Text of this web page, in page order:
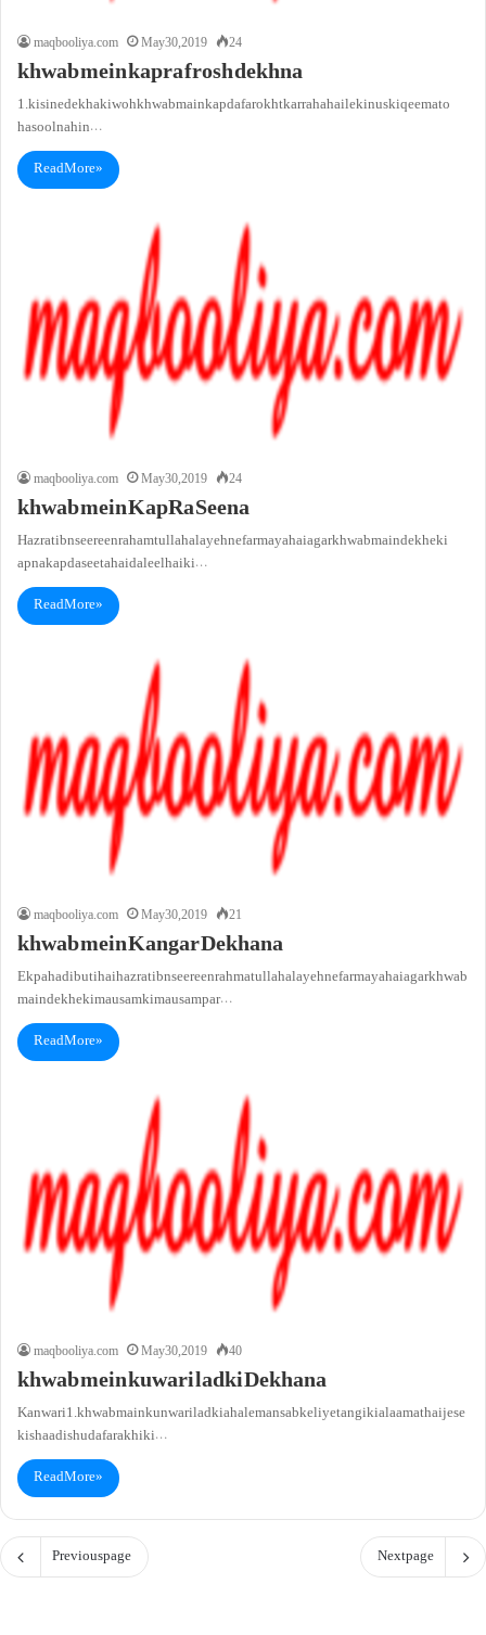
maqbooliya.com May 30, 2019 24
khwab mein kapra frosh dekhna
1. kisi ne dekha ki woh khwab main kapda farokht kar raha hai lekin us ki qeemat o
hasool nahin…
Read More »
maqbooliya.com May 30, 2019 24
khwab mein KapRa Seena
Hazrat ibn seereen rahamtullah alayeh ne farmaya hai agar khwab main dekhe ki
apna kapda seeta hai daleel hai ki…
Read More »
maqbooliya.com May 30, 2019 21
khwab mein Kangar Dekhana
Ek pahadi buti haihazrat ibn seereen rahmatullah alayeh ne farmaya hai agar khwab
main dekhe ki mausam ki mausam par…
Read More »
maqbooliya.com May 30, 2019 40
khwab mein kuwari ladki Dekhana
Kanwari 1. khwab main kunwari ladki ahale mansab ke liye tangi ki alaamat hai jese
ki shaadi shuda farakhi ki…
Read More »
Previous page Next page